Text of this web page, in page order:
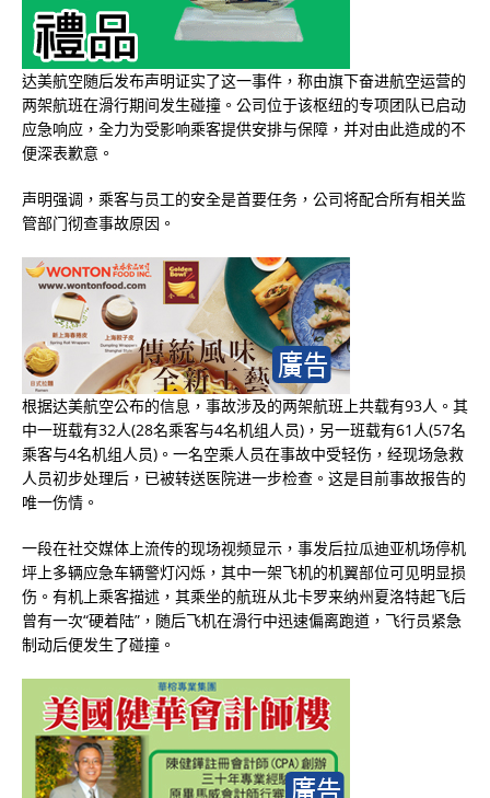
达美航空随后发布声明证实了这一事件，称由旗下奋进航空运营的
两架航班在滑行期间发生碰撞。公司位于该枢纽的专项团队已启动
应急响应，全力为受影响乘客提供安排与保障，并对由此造成的不
便深表歉意。
声明强调，乘客与员工的安全是首要任务，公司将配合所有相关监
管部门彻查事故原因。
根据达美航空公布的信息，事故涉及的两架航班上共载有93人。其
中一班载有32人(28名乘客与4名机组人员)，另一班载有61人(57名
乘客与4名机组人员)。一名空乘人员在事故中受轻伤，经现场急救
人员初步处理后，已被转送医院进一步检查。这是目前事故报告的
唯一伤情。
一段在社交媒体上流传的现场视频显示，事发后拉瓜迪亚机场停机
坪上多辆应急车辆警灯闪烁，其中一架飞机的机翼部位可见明显损
伤。有机上乘客描述，其乘坐的航班从北卡罗来纳州夏洛特起飞后
曾有一次“硬着陆”，随后飞机在滑行中迅速偏离跑道，飞行员紧急
制动后便发生了碰撞。